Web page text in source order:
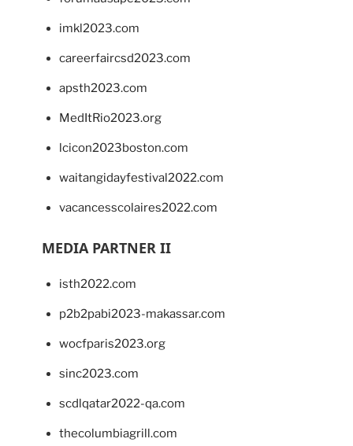
imkl2023.com
careerfaircsd2023.com
apsth2023.com
MedItRio2023.org
lcicon2023boston.com
waitangidayfestival2022.com
vacancesscolaires2022.com
MEDIA PARTNER II
isth2022.com
p2b2pabi2023-makassar.com
wocfparis2023.org
sinc2023.com
scdlqatar2022-qa.com
thecolumbiagrill.com